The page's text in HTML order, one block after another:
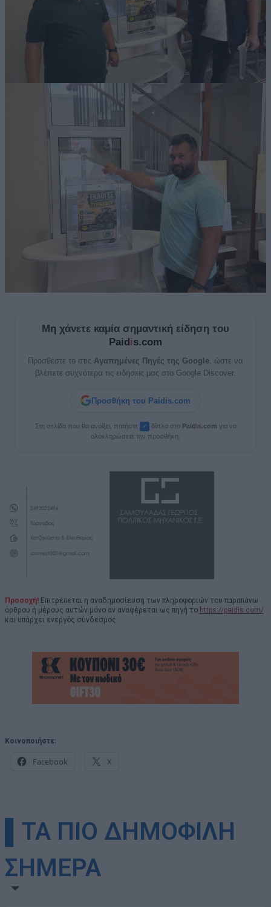
Μη χάνετε καμία σημαντική είδηση του
Paidis.com
Προσθέστε το στις Αγαπημένες Πηγές της Google , ώστε να
βλέπετε συχνότερα τις ειδήσεις μας στο Google Discover.
Προσθήκη του Paidis.com
Στη σελίδα που θα ανοίξει, πατήστε ✓ δίπλα στο Paidis.com για να
ολοκληρώσετε την προσθήκη.
Προσοχή! Επιτρέπεται η αναδημοσίευση των πληροφοριών του παραπάνω
άρθρου ή μέρους αυτών μόνο αν αναφέρεται ως πηγή το https://paidis.com/
και υπάρχει ενεργός σύνδεσμος.
Κοινοποιήστε:
Facebook X
▌ΤΑ ΠΙΟ ΔΗΜΟΦΙΛΗ
ΣΗΜΕΡΑ